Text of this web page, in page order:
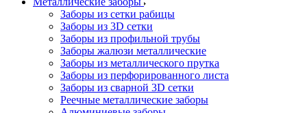
Заборы из сетки рабицы
Заборы из 3D сетки
Заборы из профильной трубы
Заборы жалюзи металлические
Заборы из металлического прутка
Заборы из перфорированного листа
Заборы из сварной 3D сетки
Реечные металлические заборы